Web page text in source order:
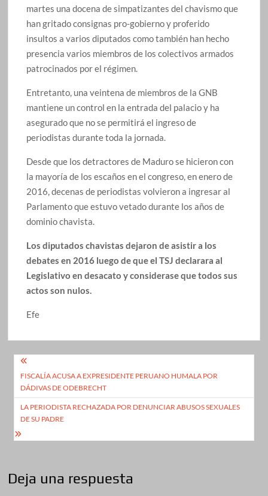
martes una docena de simpatizantes del chavismo que
han gritado consignas pro-gobierno y proferido
insultos a varios diputados como también han hecho
presencia varios miembros de los colectivos armados
patrocinados por el régimen.
Entretanto, una veintena de miembros de la GNB
mantiene un control en la entrada del palacio y ha
asegurado que no se permitirá el ingreso de
periodistas durante toda la jornada.
Desde que los detractores de Maduro se hicieron con
la mayoría de los escaños en el congreso, en enero de
2016, decenas de periodistas volvieron a ingresar al
Parlamento que estuvo vetado durante los años de
dominio chavista.
Los diputados chavistas dejaron de asistir a los
debates en 2016 luego de que el TSJ declarara al
Legislativo en desacato y considerase que todos sus
actos son nulos.
Efe
Navegación
de
entradas
FISCALÍA ACUSA A EXPRESIDENTE PERUANO HUMALA POR
DÁDIVAS DE ODEBRECHT
LA PERIODISTA RECHAZADA POR DENUNCIAR ABUSOS SEXUALES
DE SU PADRE
Deja una respuesta